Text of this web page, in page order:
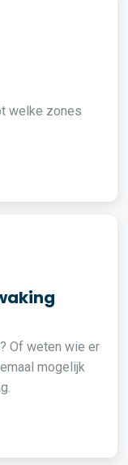
welke zones
Of weten wie er
mogelijk